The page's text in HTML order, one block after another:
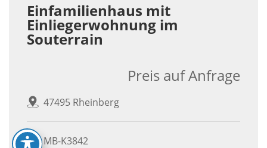
Einfamilienhaus mit
Einliegerwohnung im
Souterrain
47495 Rheinberg
Preis auf Anfrage
MB-K3842